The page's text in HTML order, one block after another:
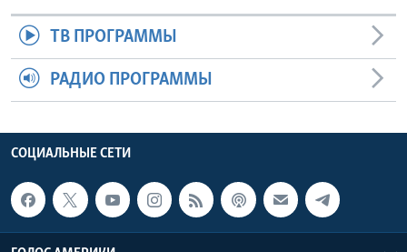
ТВ ПРОГРАММЫ
РАДИО ПРОГРАММЫ
СОЦИАЛЬНЫЕ СЕТИ